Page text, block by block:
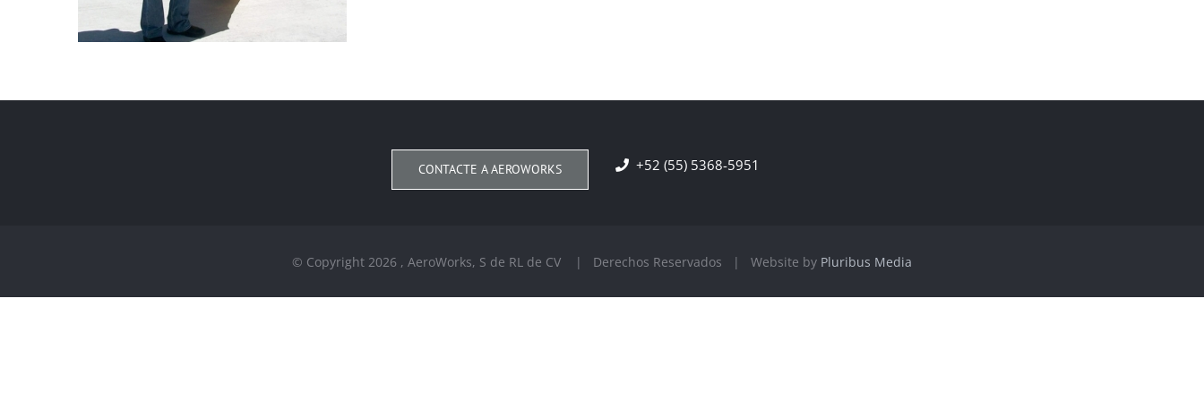
CONTACTE A AEROWORKS +52 (55) 5368-5951
© Copyright 2026 , AeroWorks, S de RL de CV | Derechos Reservados | Website by Pluribus Media